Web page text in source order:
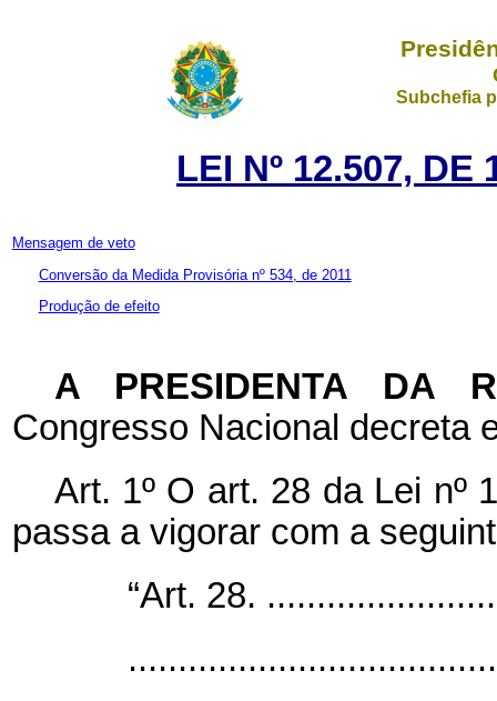
Subchefia
LEI Nº 12.507, DE
Mensagem de veto
Conversão da Medida Provisória nº 534, de 2011
Produção de efeito
A PRESIDENTA DA
Congresso Nacional decreta
Art. 1º O art. 28 da Lei nº
passa a vigorar com a
“Art. 28.